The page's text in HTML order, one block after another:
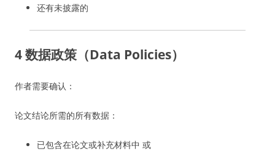
还有未披露的
4 数据政策（Data Policies）
作者需要确认：
论文结论所需的所有数据：
已包含在论文或补充材料中 或